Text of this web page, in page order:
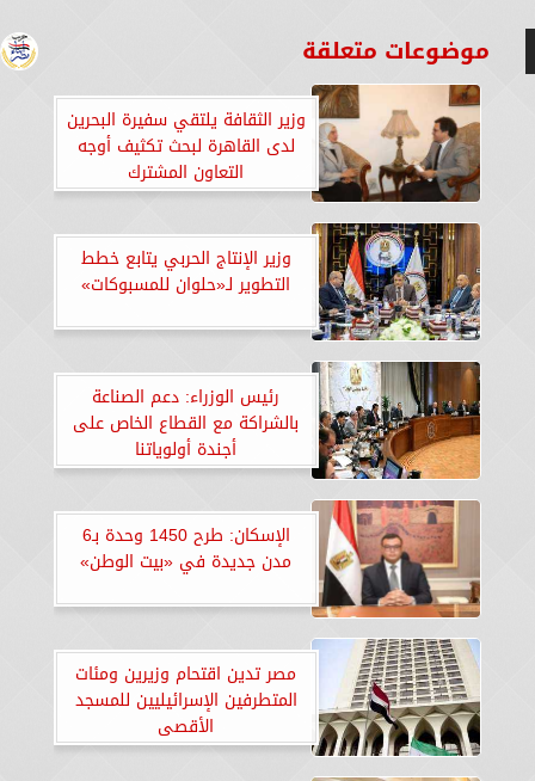
موضوعات متعلقة
وزير الثقافة يلتقي سفيرة البحرين
لدى القاهرة لبحث تكثيف أوجه
التعاون المشترك
وزير الإنتاج الحربي يتابع خطط
التطوير لـ«حلوان للمسبوكات»
رئيس الوزراء: دعم الصناعة
بالشراكة مع القطاع الخاص على
أجندة أولوياتنا
الإسكان: طرح 1450 وحدة بـ6
مدن جديدة في «بيت الوطن»
مصر تدين اقتحام وزيرين ومئات
المتطرفين الإسرائيليين للمسجد
الأقصى